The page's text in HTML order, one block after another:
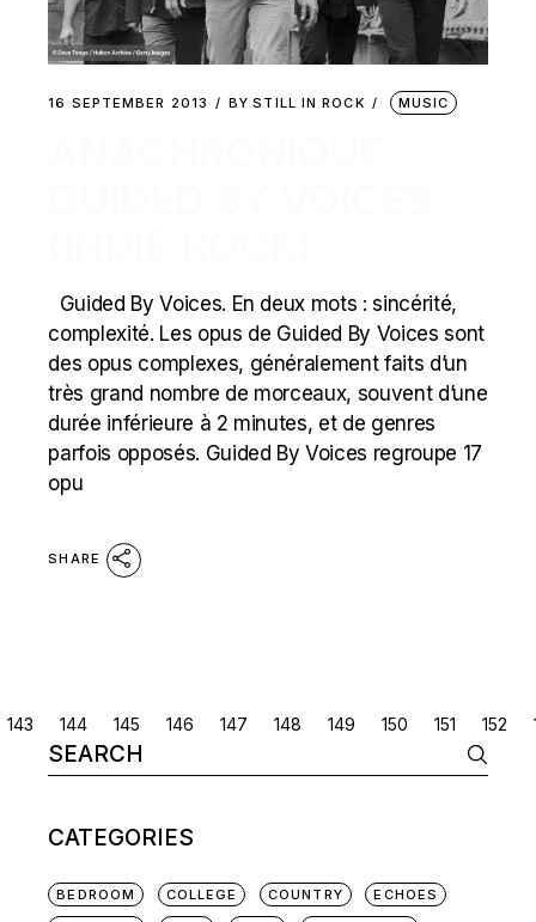
16 SEPTEMBER 2013 BY STILL IN ROCK MUSIC
Guided By Voices. En deux mots : sincérité,
complexité. Les opus de Guided By Voices sont
des opus complexes, généralement faits d’un
très grand nombre de morceaux, souvent d’une
durée inférieure à 2 minutes, et de genres
parfois opposés. Guided By Voices regroupe 17
opu
SHARE
POSTS
NAVIGATION
143 144 145 146 147 148 149 150 151 152
Search
for:
CATEGORIES
BEDROOM COLLEGE COUNTRY
ECHOES